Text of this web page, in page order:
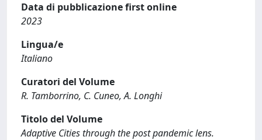
Data di pubblicazione first online
2023
Lingua/e
Italiano
Curatori del Volume
R. Tamborrino, C. Cuneo, A. Longhi
Titolo del Volume
Adaptive Cities through the post pandemic lens.